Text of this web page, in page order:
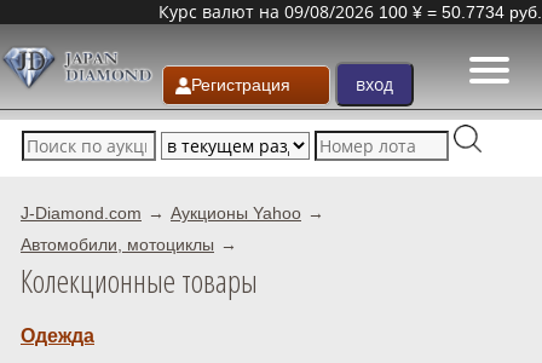
Курс валют на 09/08/2026 100 ¥ = 50.7734 руб.
Регистрация
J-Diamond.com
Аукционы Yahoo
Автомобили, мотоциклы
Колекционные товары
Одежда